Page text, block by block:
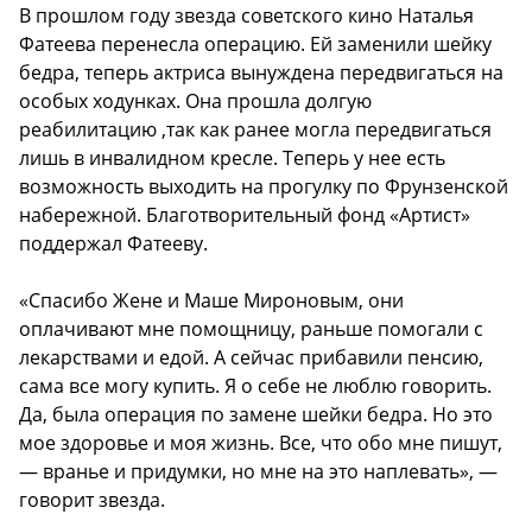
В прошлом году звезда советского кино Наталья
Фатеева перенесла операцию. Ей заменили шейку
бедра, теперь актриса вынуждена передвигаться на
особых ходунках. Она прошла долгую
реабилитацию ,так как ранее могла передвигаться
лишь в инвалидном кресле. Теперь у нее есть
возможность выходить на прогулку по Фрунзенской
набережной. Благотворительный фонд «Артист»
поддержал Фатееву.
«Спасибо Жене и Маше Мироновым, они
оплачивают мне помощницу, раньше помогали с
лекарствами и едой. А сейчас прибавили пенсию,
сама все могу купить. Я о себе не люблю говорить.
Да, была операция по замене шейки бедра. Но это
мое здоровье и моя жизнь. Все, что обо мне пишут,
— вранье и придумки, но мне на это наплевать», —
говорит звезда.